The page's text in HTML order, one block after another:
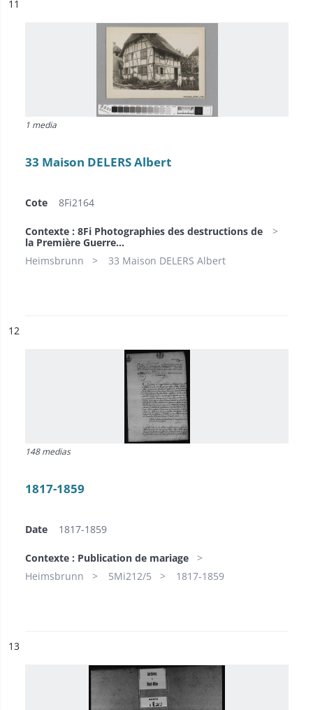
n°
11
1 media
33 Maison DELERS Albert
Cote 8Fi2164
Contexte : 8Fi Photographies des destructions de
la Première Guerre...
Heimsbrunn
33 Maison DELERS Albert
n°
12
148 medias
1817-1859
Date 1817-1859
Contexte : Publication de mariage
Heimsbrunn
5Mi212/5 1817-1859
n°
13